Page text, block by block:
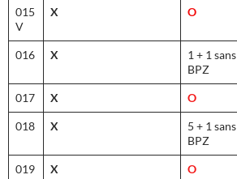
015
V
X O
016 X
1 + 1 sans
BPZ
017 X O
018 X
5 + 1 sans
BPZ
019 X O